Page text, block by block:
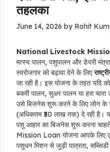
तहलका
June 14, 2026 by Rohit
National Livestock
मत्स्य पालन, पशुपालन और डेयरी
स्वरोजगार को बढ़ावा देने के लिए
जा रही है। इस योजना के तहत यदि
बकरी पालन, सुअर पालन या हरा चारा
उसे बिजनेस शुरू करने के लिए लोन के
(अधिकतम ₹50 लाख तक) दे रही है।
पशु आहार का बिजनेस शुरू करना
Mission Loan योजना आपके लिए एक
पशुधन मिशन से जुड़ी पात्रता,